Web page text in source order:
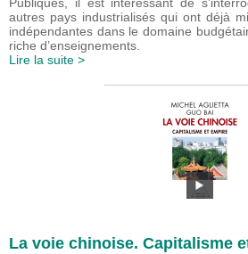
autres pays industrialisés qui ont déjà
indépendantes dans le domaine
riche d’enseignements.
Lire la suite >
La voie chinoise. Capitalisme